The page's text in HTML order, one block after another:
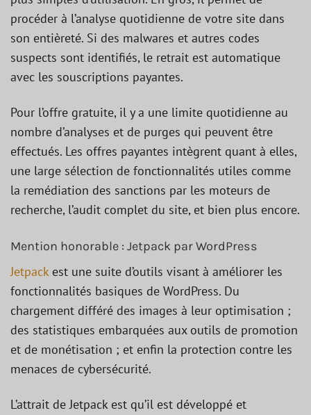
procéder à l’analyse quotidienne de votre site dans
son entièreté. Si des malwares et autres codes
suspects sont identifiés, le retrait est automatique
avec les souscriptions payantes.
Pour l’offre gratuite, il y a une limite quotidienne au
nombre d’analyses et de purges qui peuvent être
effectués. Les offres payantes intègrent quant à elles,
une large sélection de fonctionnalités utiles comme
la remédiation des sanctions par les moteurs de
recherche, l’audit complet du site, et bien plus encore.
Mention honorable : Jetpack par WordPress
Jetpackest une suite d’outils visant à améliorer les
fonctionnalités basiques de WordPress. Du
chargement différé des images à leur optimisation ;
des statistiques embarquées aux outils de promotion
et de monétisation ; et enfin la protection contre les
menaces de cybersécurité.
L’attrait de Jetpack est qu’il est développé et